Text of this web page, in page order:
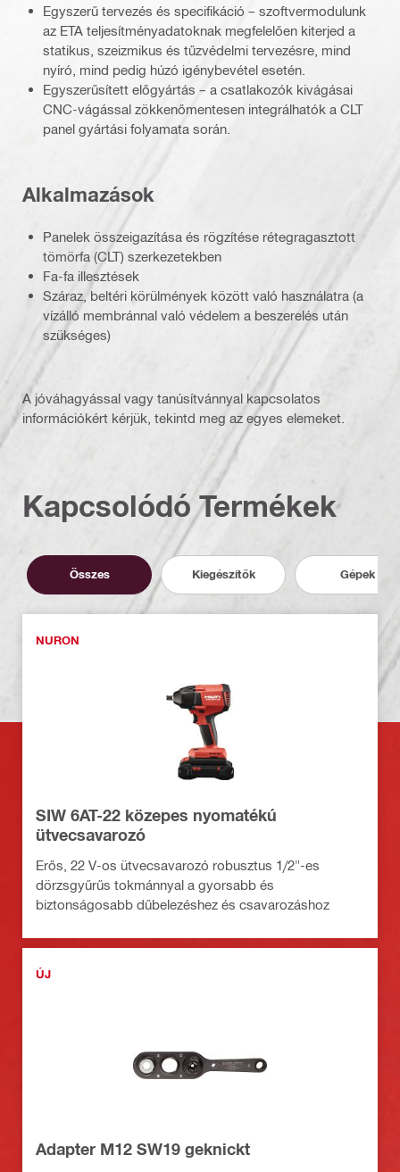
Egyszerű tervezés és specifikáció – szoftvermodulunk
az ETA teljesítményadatoknak megfelelően kiterjed a
statikus, szeizmikus és tűzvédelmi tervezésre, mind
nyíró, mind pedig húzó igénybevétel esetén.
Egyszerűsített előgyártás – a csatlakozók kivágásai
CNC-vágással zökkenőmentesen integrálhatók a CLT
panel gyártási folyamata során.
Alkalmazások
Panelek összeigazítása és rögzítése rétegragasztott
tömörfa (CLT) szerkezetekben
Fa-fa illesztések
Száraz, beltéri körülmények között való használatra (a
vízálló membránnal való védelem a beszerelés után
szükséges)
A jóváhagyással vagy tanúsítvánnyal kapcsolatos
információkért kérjük, tekintd meg az egyes elemeket.
Kapcsolódó Termékek
Összes Kiegészítők Gépek
NURON
SIW 6AT-22 közepes nyomatékú
ütvecsavarozó
Erős, 22 V-os ütvecsavarozó robusztus 1/2"-es
dörzsgyűrűs tokmánnyal a gyorsabb és
biztonságosabb dűbelezéshez és csavarozáshoz
ÚJ
Adapter M12 SW19 geknickt